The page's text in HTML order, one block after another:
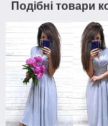
Подібні товари